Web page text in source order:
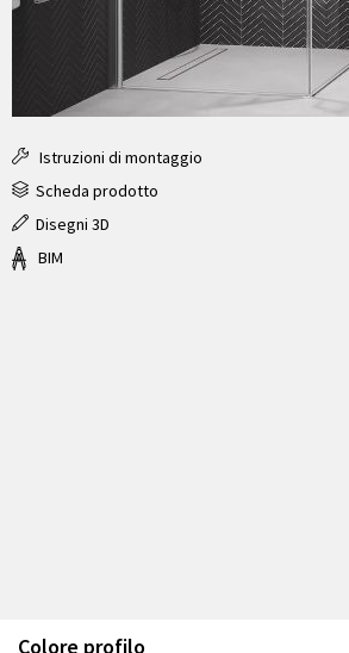
Istruzioni di montaggio
Scheda prodotto
Disegni 3D
BIM
Colore profilo